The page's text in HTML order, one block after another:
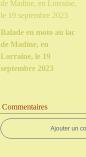
Balade en moto au lac
de Madine, en
Lorraine, le 19
septembre 2023
Commentaires
Ajouter un